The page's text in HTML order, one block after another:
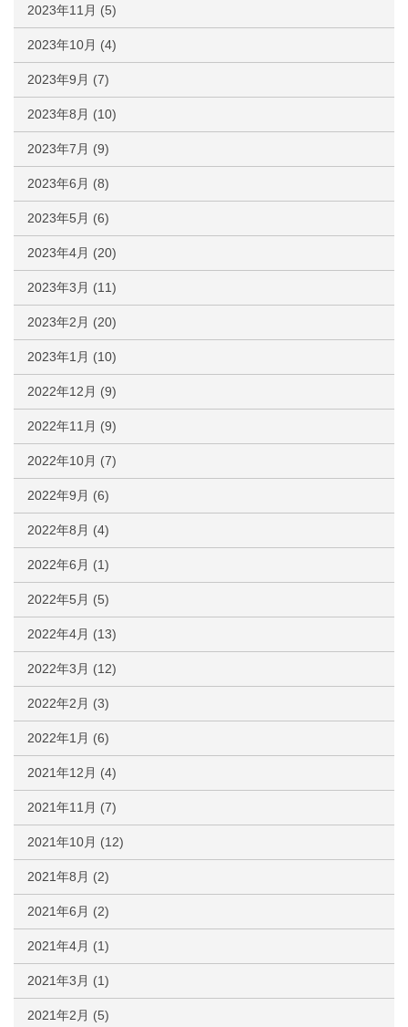
2023年11月 (5)
2023年10月 (4)
2023年9月 (7)
2023年8月 (10)
2023年7月 (9)
2023年6月 (8)
2023年5月 (6)
2023年4月 (20)
2023年3月 (11)
2023年2月 (20)
2023年1月 (10)
2022年12月 (9)
2022年11月 (9)
2022年10月 (7)
2022年9月 (6)
2022年8月 (4)
2022年6月 (1)
2022年5月 (5)
2022年4月 (13)
2022年3月 (12)
2022年2月 (3)
2022年1月 (6)
2021年12月 (4)
2021年11月 (7)
2021年10月 (12)
2021年8月 (2)
2021年6月 (2)
2021年4月 (1)
2021年3月 (1)
2021年2月 (5)